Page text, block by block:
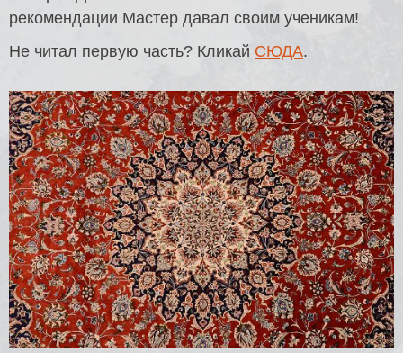
рекомендации Мастер давал своим ученикам!
Не читал первую часть? Кликай СЮДА.